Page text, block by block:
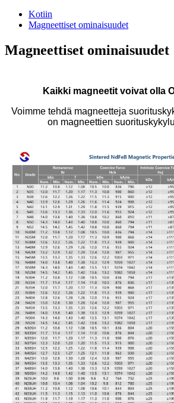
Kotiin
Magneettiset ominaisuudet
Magneettiset ominaisuudet
Kaikki magneetit voivat olla
Voimme tehdä magneetteja
on magneettien